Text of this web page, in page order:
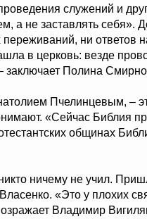
служений и
а не заставлять себя».
переживаний, ни ответов
в церковь: везде
заключает Полина
Пчелинцевым, –
«Сейчас Библия
общинах
ничему не учил.
«Это у плохих
Владимир